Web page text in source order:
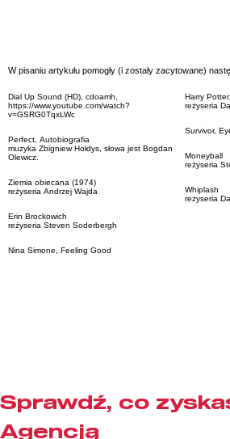
W pisaniu artykułu pomogły (i zostały zacytowane)
Dial Up Sound (HD), cdoamh,
https://www.youtube.com/watch?
v=GSRG0TqxLWc
Perfect, Autobiografia
muzyka Zbigniew Hołdys, słowa jest Bogdan
Olewicz.
Ziemia obiecana (1974)
reżyseria Andrzej Wajda
Erin Brockowich
reżyseria Steven Soderbergh
Nina Simone, Feeling Good
Harry
reżyseria
Survivor,
Moneyball
reżyseria
Whiplash
reżyseria
Sprawdź, co
Agencją